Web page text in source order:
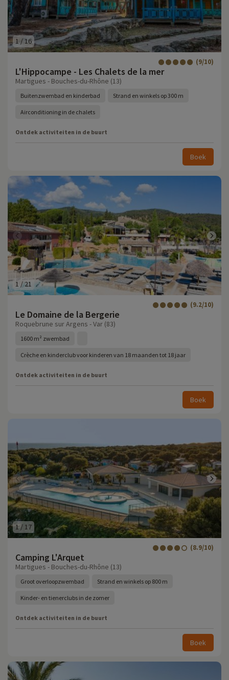
1 / 16
L'Hippocampe - Les Chalets de la mer
(9/10)
Martigues - Bouches-du-Rhône (13)
Buitenzwembad en kinderbad Strand en winkels op 300 m
Airconditioning in de chalets
Ontdek activiteiten in de buurt
Boek
1 /21
Le Domaine de la Bergerie
(9.2/10)
Roquebrune sur Argens - Var (83)
1600 m² zwembad
Crèche en kinderclub voor kinderen van 18 maanden tot 18 jaar
Ontdek activiteiten in de buurt
Boek
1/ 17
Camping L'Arquet
(8.9/10)
Martigues - Bouches-du-Rhône (13)
Groot overloopzwembad Strand en winkels op 800 m
Kinder- en tienerclubs in de zomer
Ontdek activiteiten in de buurt
Boek